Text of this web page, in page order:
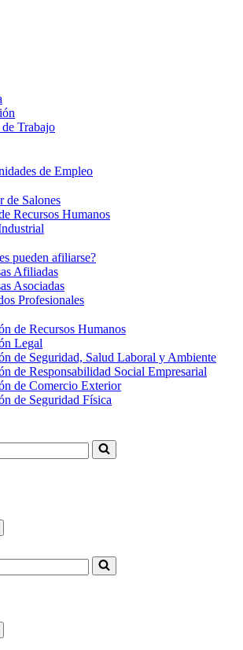
Trabajo
de Empleo
de Salones
Recursos Humanos
pueden afiliarse?
Afiliadas
Asociadas
Profesionales
de Recursos Humanos
Legal
de Seguridad, Salud Laboral y Ambiente
de Responsabilidad Social Empresarial
de Comercio Exterior
de Seguridad Física